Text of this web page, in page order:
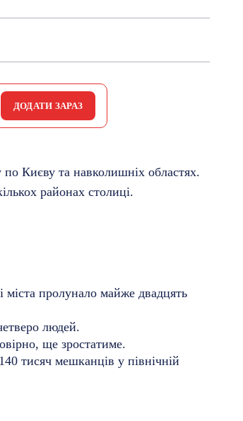
ДОДАТИ ЗАРАЗ
по Києву та навколишніх областях.
районах столиці.
міста пролунало майже двадцять
людей.
ще зростатиме.
тисяч мешканців у північній